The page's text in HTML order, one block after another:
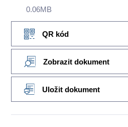
0.06MB
QR kód
Zobrazit dokument
Uložit dokument